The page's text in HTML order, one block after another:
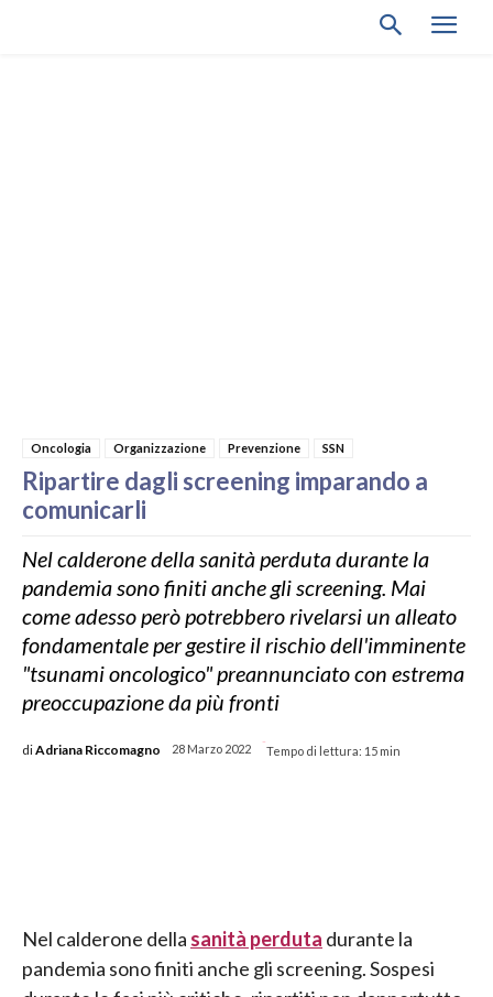
Oncologia Organizzazione Prevenzione SSN
Ripartire dagli screening imparando a
comunicarli
Nel calderone della sanità perduta durante la
pandemia sono finiti anche gli screening. Mai
come adesso però potrebbero rivelarsi un alleato
fondamentale per gestire il rischio dell'imminente
"tsunami oncologico" preannunciato con estrema
preoccupazione da più fronti
diAdriana Riccomagno 28 Marzo 2022
-
Tempo di lettura: 15 min
Nel calderone della sanità perduta durante la
pandemia sono finiti anche gli screening. Sospesi